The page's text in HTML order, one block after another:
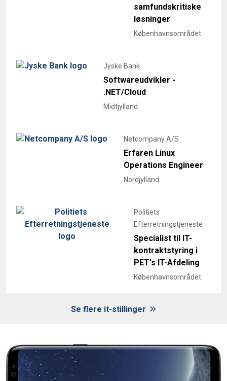
samfundskritiske
løsninger
Københavnsområdet
Jyske Bank
Softwareudvikler -
.NET/Cloud
Midtjylland
Netcompany A/S
Erfaren Linux
Operations Engineer
Nordjylland
Politiets
Efterretningstjeneste
Specialist til IT-
kontraktstyring i
PET's IT-Afdeling
Københavnsområdet
Se flere it-stillinger